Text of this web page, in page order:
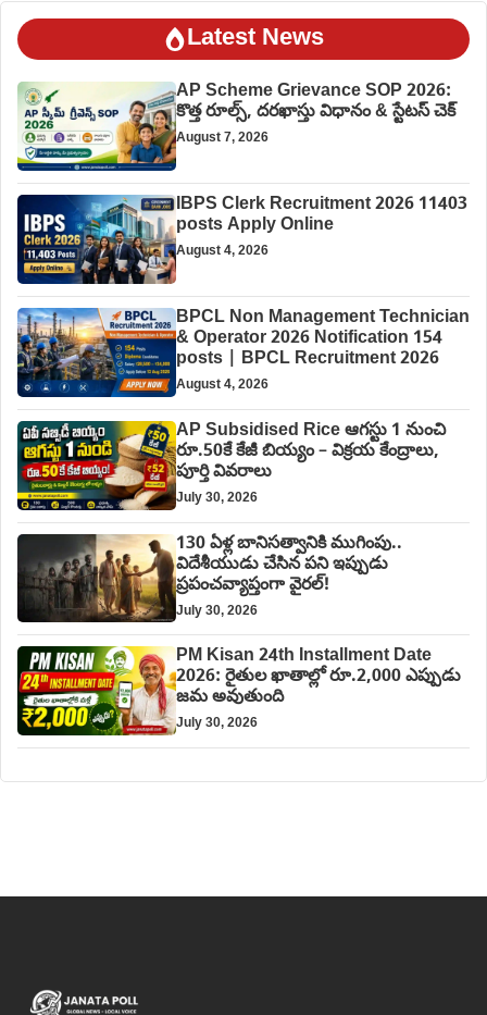
Latest News
AP Scheme Grievance SOP 2026:
కొత్త రూల్స్, దరఖాస్తు విధానం & స్టేటస్ చెక్
August 7, 2026
IBPS Clerk Recruitment 2026 11403
posts Apply Online
August 4, 2026
BPCL Non Management Technician
& Operator 2026 Notification 154
posts | BPCL Recruitment 2026
August 4, 2026
AP Subsidised Rice ఆగస్టు 1 నుంచి
రూ.50కే కేజీ బియ్యం – విక్రయ కేంద్రాలు,
పూర్తి వివరాలు
July 30, 2026
130 ఏళ్ల బానిసత్వానికి ముగింపు..
విదేశీయుడు చేసిన పని ఇప్పుడు
ప్రపంచవ్యాప్తంగా వైరల్!
July 30, 2026
PM Kisan 24th Installment Date
2026: రైతుల ఖాతాల్లో రూ.2,000 ఎప్పుడు
జమ అవుతుంది
July 30, 2026